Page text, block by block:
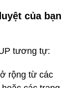
của bạn
tương tự:
rộng từ các